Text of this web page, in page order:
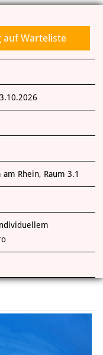
auf Warteliste
Rhein, Raum 3.1